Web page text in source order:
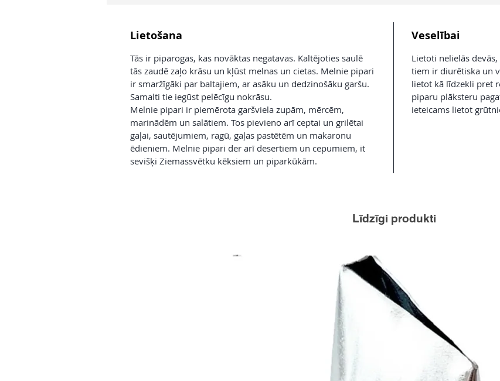
Lietošana
Tās ir piparogas, kas novāktas negatavas. Kaltējoties saulē
tās zaudē zaļo krāsu un kļūst melnas un cietas. Melnie pipari
ir smaržīgāki par baltajiem, ar asāku un dedzinošāku garšu.
Samalti tie iegūst pelēcīgu nokrāsu.
Melnie pipari ir piemērota garšviela zupām, mērcēm,
marinādēm un salātiem. Tos pievieno arī ceptai un grilētai
gaļai, sautējumiem, ragū, gaļas pastētēm un makaronu
ēdieniem. Melnie pipari der arī desertiem un cepumiem, it
sevišķi Ziemassvētku kēksiem un piparkūkām.
Veselībai
Lietoti nelielās
tiem ir diurētiska un
lietot kā līdzekli pret
piparu plāksteru
ieteicams lietot
Līdzīgi produkti